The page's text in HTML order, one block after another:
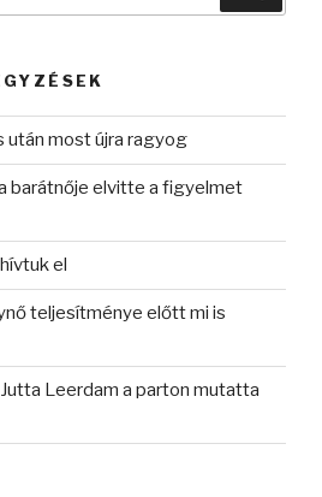
után most újra ragyog
barátnője elvitte a figyelmet
el
teljesítménye előtt mi is
Leerdam a parton mutatta